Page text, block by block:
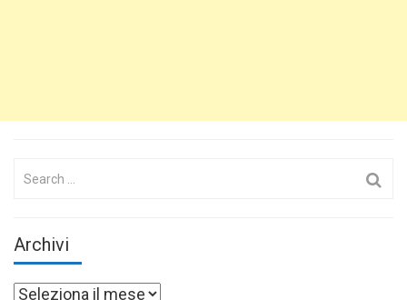
Archivi
Archivi